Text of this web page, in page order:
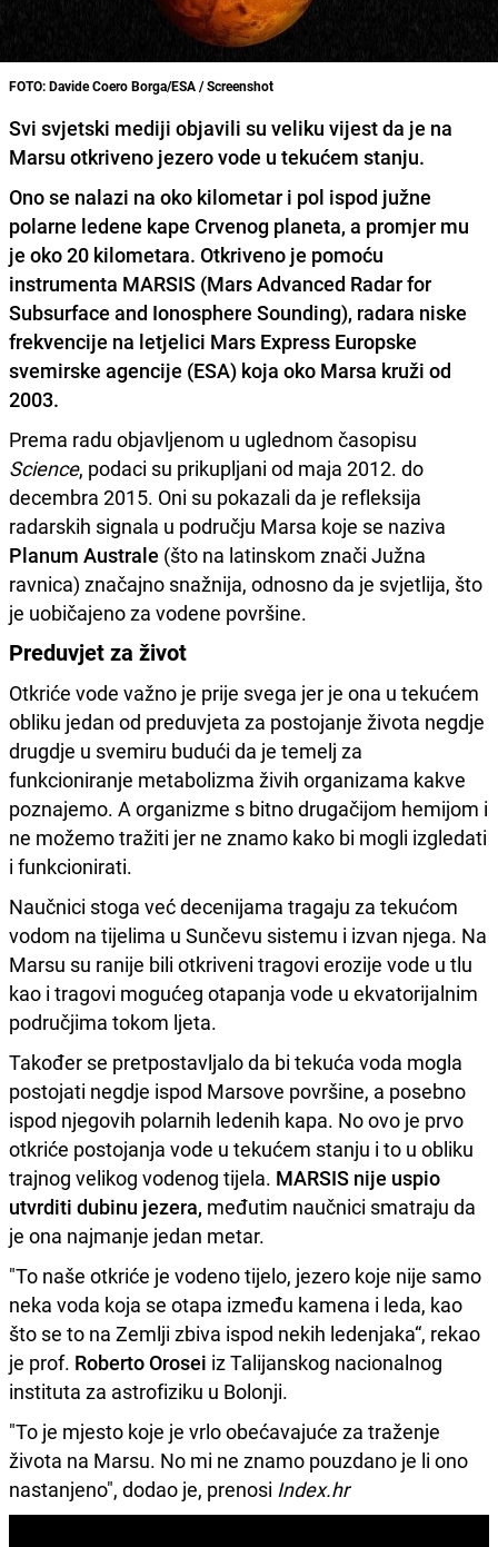
FOTO: Davide Coero Borga/ESA / Screenshot
Svi svjetski mediji objavili su veliku vijest da je na
Marsu otkriveno jezero vode u tekućem stanju.
Ono se nalazi na oko kilometar i pol ispod južne
polarne ledene kape Crvenog planeta, a promjer mu
je oko 20 kilometara. Otkriveno je pomoću
instrumenta MARSIS (Mars Advanced Radar for
Subsurface and Ionosphere Sounding), radara niske
frekvencije na letjelici Mars Express Europske
svemirske agencije (ESA) koja oko Marsa kruži od
2003.
Prema radu objavljenom u uglednom časopisu
Science, podaci su prikupljani od maja 2012. do
decembra 2015. Oni su pokazali da je refleksija
radarskih signala u području Marsa koje se naziva
Planum Australe (što na latinskom znači Južna
ravnica) značajno snažnija, odnosno da je svjetlija, što
je uobičajeno za vodene površine.
Preduvjet za život
Otkriće vode važno je prije svega jer je ona u tekućem
obliku jedan od preduvjeta za postojanje života negdje
drugdje u svemiru budući da je temelj za
funkcioniranje metabolizma živih organizama kakve
poznajemo. A organizme s bitno drugačijom hemijom i
ne možemo tražiti jer ne znamo kako bi mogli izgledati
i funkcionirati.
Naučnici stoga već decenijama tragaju za tekućom
vodom na tijelima u Sunčevu sistemu i izvan njega. Na
Marsu su ranije bili otkriveni tragovi erozije vode u tlu
kao i tragovi mogućeg otapanja vode u ekvatorijalnim
područjima tokom ljeta.
Također se pretpostavljalo da bi tekuća voda mogla
postojati negdje ispod Marsove površine, a posebno
ispod njegovih polarnih ledenih kapa. No ovo je prvo
otkriće postojanja vode u tekućem stanju i to u obliku
trajnog velikog vodenog tijela. MARSIS nije uspio
utvrditi dubinu jezera, međutim naučnici smatraju da
je ona najmanje jedan metar.
"To naše otkriće je vodeno tijelo, jezero koje nije samo
neka voda koja se otapa između kamena i leda, kao
što se to na Zemlji zbiva ispod nekih ledenjaka“, rekao
je prof. Roberto Orosei iz Talijanskog nacionalnog
instituta za astrofiziku u Bolonji.
"To je mjesto koje je vrlo obećavajuće za traženje
života na Marsu. No mi ne znamo pouzdano je li ono
nastanjeno", dodao je, prenosi Index.hr